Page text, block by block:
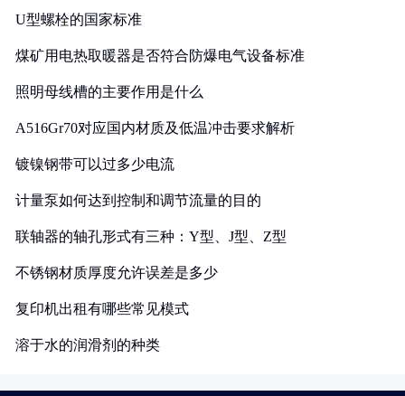
U型螺栓的国家标准
煤矿用电热取暖器是否符合防爆电气设备标准
照明母线槽的主要作用是什么
A516Gr70对应国内材质及低温冲击要求解析
镀镍钢带可以过多少电流
计量泵如何达到控制和调节流量的目的
联轴器的轴孔形式有三种：Y型、J型、Z型
不锈钢材质厚度允许误差是多少
复印机出租有哪些常见模式
溶于水的润滑剂的种类